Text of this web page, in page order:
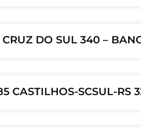
DO SUL 340 –
CASTILHOS-SCSUL-RS